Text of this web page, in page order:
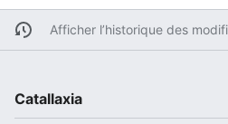
Afficher l’historique des
Catallaxia